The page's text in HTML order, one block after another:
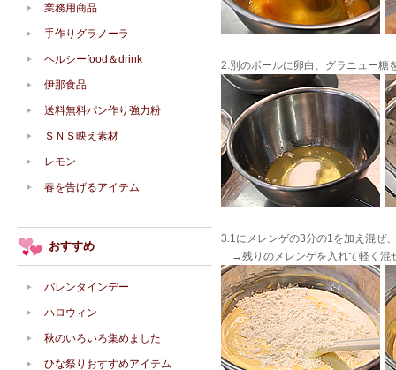
2.別のボールに卵白、グラニュー
3.1にメレンゲの3分の1を加え混ぜ
→残りのメレンゲを入れて軽く混
業務用商品
手作りグラノーラ
ヘルシーfood＆drink
伊那食品
送料無料パン作り強力粉
ＳＮＳ映え素材
レモン
春を告げるアイテム
おすすめ
バレンタインデー
ハロウィン
秋のいろいろ集めました
ひな祭りおすすめアイテム